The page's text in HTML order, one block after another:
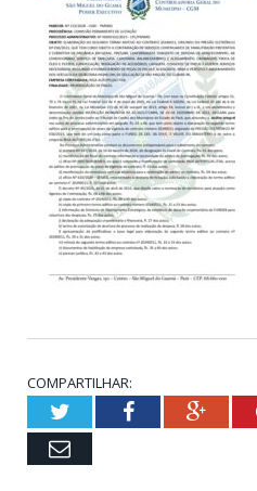
COMPARTILHAR:
TwitterFacebook
Email